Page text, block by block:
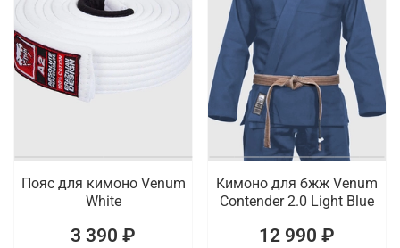
Пояс для кимоно Venum
White
3 390 ₽
Кимоно для бжж Venum
Contender 2.0 Light Blue
12 990 ₽